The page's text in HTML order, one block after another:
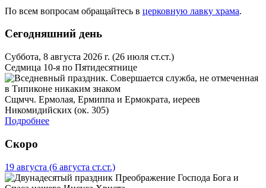
По всем вопросам обращайтесь в церковную лавку храма.
Сегодняшний день
Суббота, 8 августа 2026 г. (26 июля ст.ст.)
Седмица 10-я по Пятидесятнице
Сщмчч. Ермолая, Ермиппа и Ермократа, иереев
Никомидийских (ок. 305)
Подробнее
Скоро
19 августа (6 августа ст.ст.)
Преображение Господа Бога и